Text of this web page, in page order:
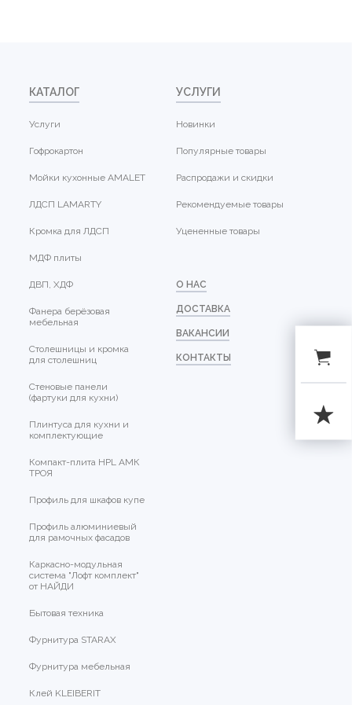
КАТАЛОГ
Услуги
Гофрокартон
Мойки кухонные AMALET
ЛДСП LAMARTY
Кромка для ЛДСП
МДФ плиты
ДВП, ХДФ
Фанера берёзовая
мебельная
Столешницы и кромка
для столешниц
Стеновые панели
(фартуки для кухни)
Плинтуса для кухни и
комплектующие
Компакт-плита HPL АМК
ТРОЯ
Профиль для шкафов купе
Профиль алюминиевый
для рамочных фасадов
Каркасно-модульная
система "Лофт комплект"
от НАЙДИ
Бытовая техника
Фурнитура STARAX
Фурнитура мебельная
Клей KLEIBERIT
УСЛУГИ
Новинки
Популярные товары
Распродажи и скидки
Рекомендуемые товары
Уцененные товары
О НАС
ДОСТАВКА
ВАКАНСИИ
КОНТАКТЫ